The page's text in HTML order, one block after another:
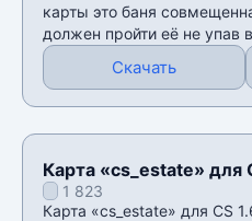
карты это баня
должен пройти её не упав в
Скачать
Карта «cs_estate» для
1 823
Карта «cs_estate» для CS